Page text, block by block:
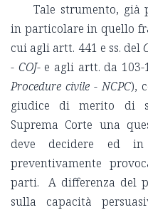
Tale strumento, già
in particolare in quello
cui agli artt. 441 e ss. del
- COJ- e agli artt. da 103-
Procedure civile - NCPC),
giudice di merito di
Suprema Corte una
deve decidere ed
preventivamente
parti. A differenza del
sulla capacità